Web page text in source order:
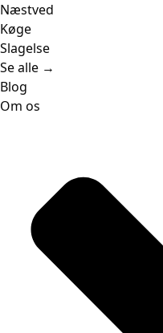
Næstved
Køge
Slagelse
Se alle →
Blog
Om os